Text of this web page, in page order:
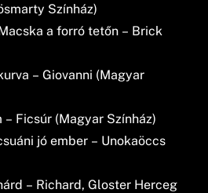
Színház)
a forró tetőn – Brick
– Giovanni (Magyar
Ficsúr (Magyar Színház)
jó ember – Unokaöccs
– Richard, Gloster Herceg